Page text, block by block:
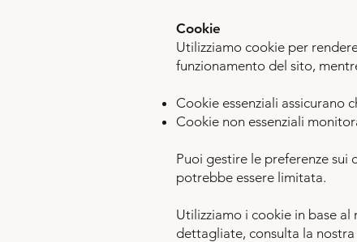
Cookie
Utilizziamo cookie per
funzionamento del sito,
Cookie essenziali assicurano
Cookie non essenziali
Puoi gestire le preferenze
potrebbe essere limitata.
Utilizziamo i cookie in base al
dettagliate, consulta la